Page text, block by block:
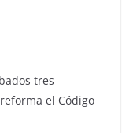
tres
el Código